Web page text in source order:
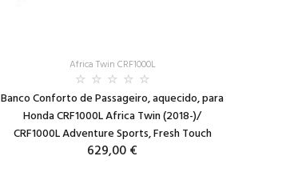
Africa Twin CRF1000L
Banco Conforto de Passageiro, aquecido, para
Honda CRF1000L Africa Twin (2018-)/
CRF1000L Adventure Sports, Fresh Touch
629,00 €